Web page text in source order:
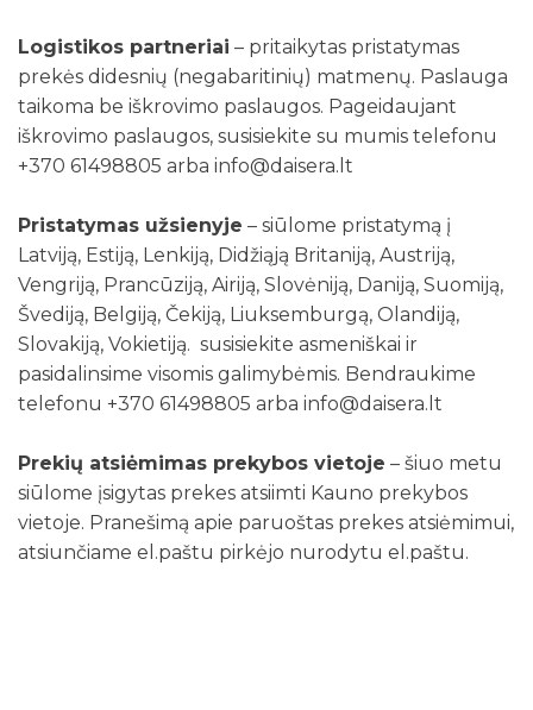
Logistikos partneriai – pritaikytas pristatymas
prekės didesnių (negabaritinių) matmenų. Paslauga
taikoma be iškrovimo paslaugos. Pageidaujant
iškrovimo paslaugos, susisiekite su mumis telefonu
+370 61498805 arba info@daisera.lt
Pristatymas užsienyje – siūlome pristatymą į
Latviją, Estiją, Lenkiją, Didžiąją Britaniją, Austriją,
Vengriją, Prancūziją, Airiją, Slovėniją, Daniją, Suomiją,
Švediją, Belgiją, Čekiją, Liuksemburgą, Olandiją,
Slovakiją, Vokietiją. susisiekite asmeniškai ir
pasidalinsime visomis galimybėmis. Bendraukime
telefonu +370 61498805 arba info@daisera.lt
Prekių atsiėmimas prekybos vietoje – šiuo metu
siūlome įsigytas prekes atsiimti Kauno prekybos
vietoje. Pranešimą apie paruoštas prekes atsiėmimui,
atsiunčiame el.paštu pirkėjo nurodytu el.paštu.